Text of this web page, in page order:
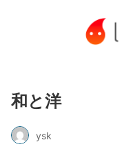
和と洋
ysk